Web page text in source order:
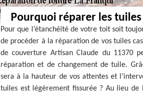
Pourquoi réparer les tuiles
Pour que l’étanchéité de votre toit soit
de procéder à la réparation de vos tuiles
de couverture Artisan Claude du 11370
réparation et de changement de tuile.
sera à la hauteur de vos attentes et
tuiles est légèrement fissurée ? Au lieu